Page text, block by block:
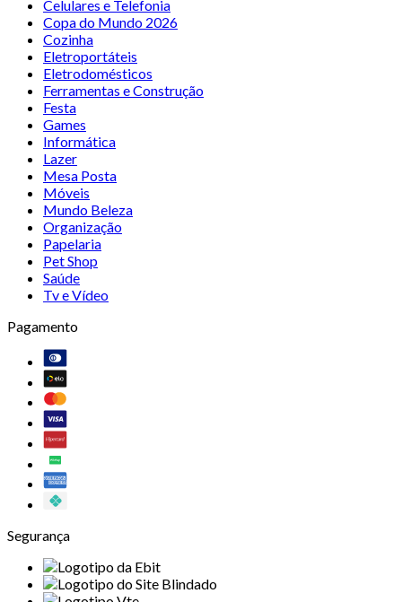
Celulares e Telefonia
Copa do Mundo 2026
Cozinha
Eletroportáteis
Eletrodomésticos
Ferramentas e Construção
Festa
Games
Informática
Lazer
Mesa Posta
Móveis
Mundo Beleza
Organização
Papelaria
Pet Shop
Saúde
Tv e Vídeo
Pagamento
Segurança